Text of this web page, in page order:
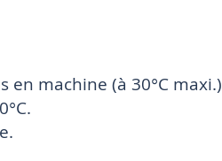
machine (à 30°C maxi.)